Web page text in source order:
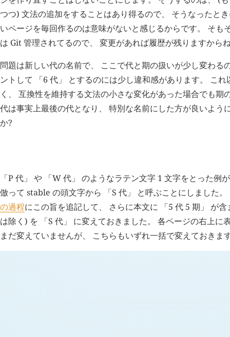
つつ) 文法の追加をすることはあり得るので、 そうなったと
いページを毎回作るのは意味がないと感じるからです。 そも
は Git 管理されてるので、 変更があれば履歴が残りますから
問題は新しい代の名前で、 ここで代と期の扱いが少し変わる
ントして 「6 代」 とするのには少し違和感があります。 こ
く、 互換性を維持する文法の小さな変化があった場合でも期
代は事実上最後の代となり、 特別な名前にした方が良いよう
か?
「P 代」 や 「W 代」 のようなラテン文字 1 文字をとった例
倣って stable の頭文字から 「S 代」 と呼ぶことにしました
の過程にこの旨を追記して、 さらに本文に 「5 代 5 期」 が
は除く) を 「S 代」 に変えておきました。 各ページの右上に
まだ変えていませんが、 こちらもいずれ一括で変えておきま